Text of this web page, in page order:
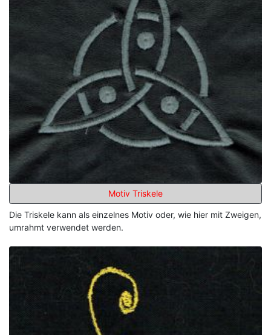
Motiv Triskele
Die Triskele kann als einzelnes Motiv oder, wie hier mit Zweigen,
umrahmt verwendet werden.